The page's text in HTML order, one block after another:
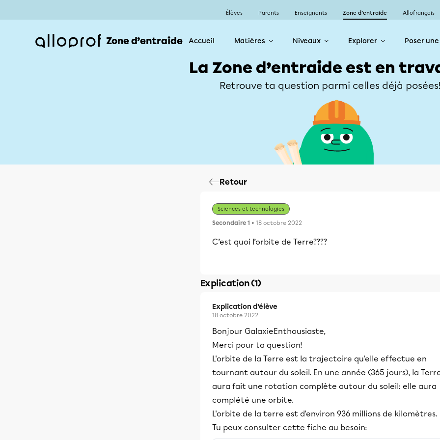
Élèves Parents Enseignants Zone d’entraide Allofrançais
Zone d’entraide Accueil Matières Niveaux Explorer Poser
La Zone d’entraide est en
Retrouve ta question parmi celles déjà
Retour
Sciences et technologies
Secondaire 1 • 18 octobre 2022
C’est quoi l’orbite de Terre????
Explication (1)
Explication d’élève
18 octobre 2022
Bonjour GalaxieEnthousiaste,
Merci pour ta question!
L'orbite de la Terre est la trajectoire qu'elle effectue en
tournant autour du soleil. En une année (365 jours), la
aura fait une rotation complète autour du soleil: elle aura
complété une orbite.
L'orbite de la terre est d'environ 936 millions de kilomètres.
Tu peux consulter cette fiche au besoin: